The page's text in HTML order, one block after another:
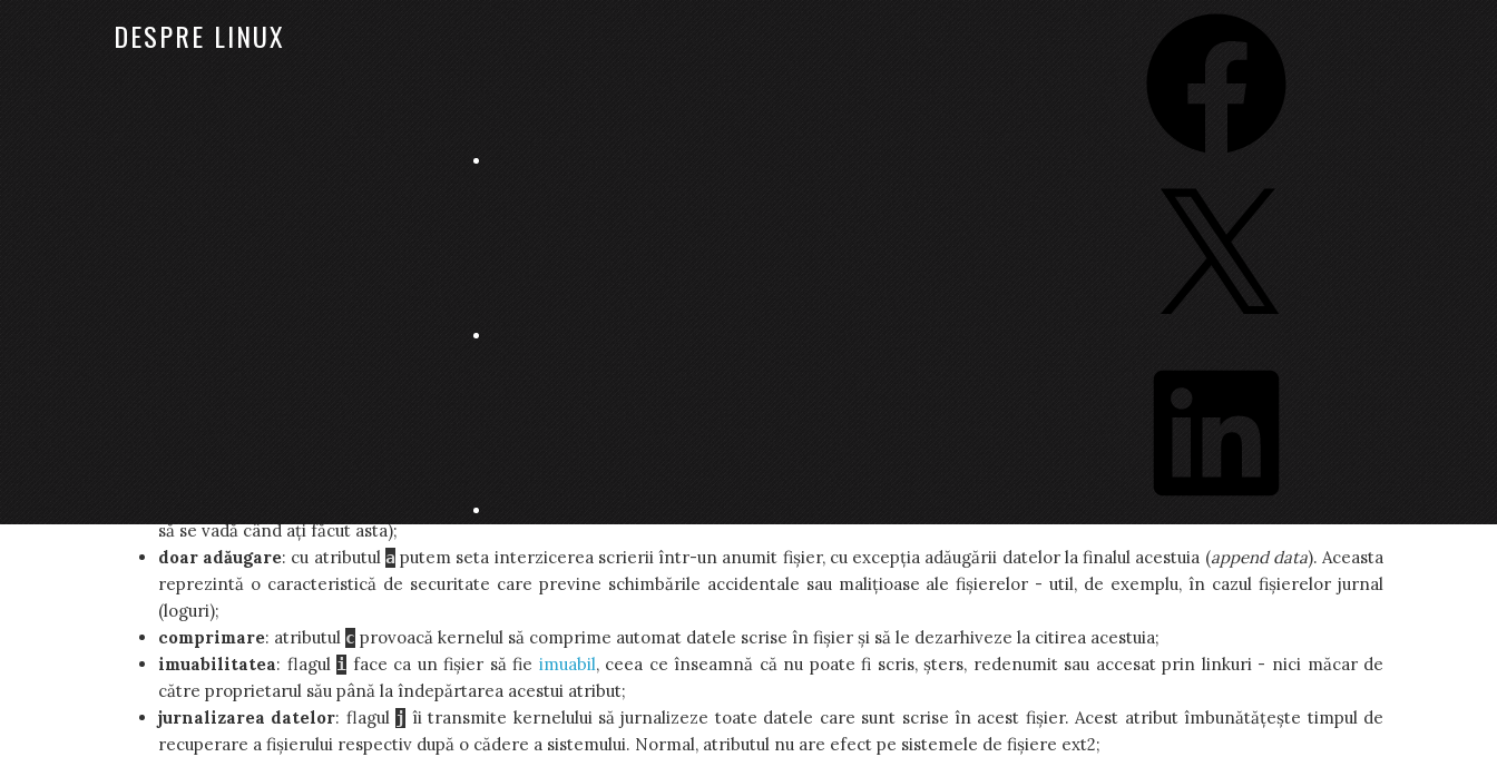
DESPRE LINUX
Supernatural
(slăbuț, dar la ce să te
aștepți de la al 12-lea sezon?), reîncep seria articolelor Linux. Unii le apreciază, așa că nu am de gând să renunț la
suportă câteva atribute suplimentare pentru fișiere, atribute care pot fi alocate sau schimbate folosind comanda
, Linux nu va actualiza data când am accesat un anumit fișier.
Aceasta poate reduce timpul de acces al unui disc, care în particular poate economisi viața bateriei laptop-ului (sau puteți modifica un fișier oricând, fără
să se vadă când ați făcut asta);
doar adăugare: cu atributul a putem seta interzicerea scrierii într-un anumit fișier, cu excepția adăugării datelor la finalul acestuia (append data). Aceasta
reprezintă o caracteristică de securitate care previne schimbările accidentale sau malițioase ale fișierelor - util, de exemplu, în cazul fișierelor jurnal
(loguri);
comprimare: atributul c provoacă kernelul să comprime automat datele scrise în fișier și să le dezarhiveze la citirea acestuia;
imuabilitatea: flagul i face ca un fișier să fie imuabil, ceea ce înseamnă că nu poate fi scris, șters, redenumit sau accesat prin linkuri - nici măcar de
către proprietarul său până la îndepărtarea acestui atribut;
jurnalizarea datelor: flagul j îi transmite kernelului să jurnalizeze toate datele care sunt scrise în acest fișier. Acest atribut îmbunătățește timpul de
recuperare a fișierului respectiv după o cădere a sistemului. Normal, atributul nu are efect pe sistemele de fișiere ext2;